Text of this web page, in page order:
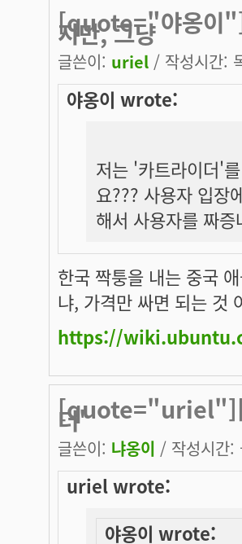
[quote="야옹이"]
지만, 그냥
글쓴이: uriel / 작성시간:
야옹이 wrote:
저는 '카트라이더'
요??? 사용자 입장
해서 사용자를 짜
한국 짝퉁을 내는 중국
냐, 가격만 싸면 되는 것
https://
더'
글쓴이: 냐옹이 / 작성시간
uriel wrote:
야옹이 wrote: